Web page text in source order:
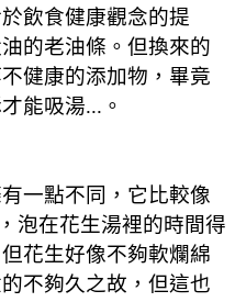
飲食健康觀念的提
的老油條。但換來的
健康的添加物，畢竟
能吸湯...。
一點不同，它比較像
泡在花生湯裡的時間得
花生好像不夠軟爛綿
不夠久之故，但這也